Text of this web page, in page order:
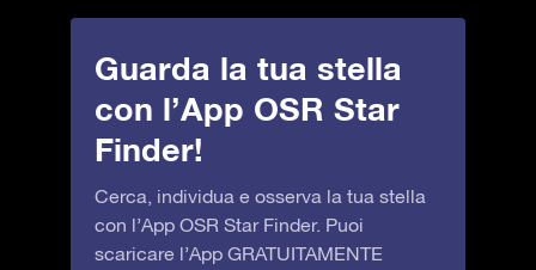
Guarda la tua stella
con l’App OSR Star
Finder!
Cerca, individua e osserva la tua stella
con l’App OSR Star Finder. Puoi
scaricare l’App GRATUITAMENTE